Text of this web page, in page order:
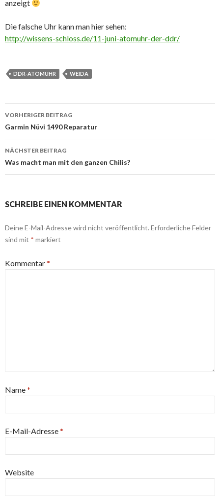
anzeigt
Die falsche Uhr kann man hier sehen:
http://wissens-schloss.de/11-juni-atomuhr-der-ddr/
DDR-ATOMUHR WEIDA
Beitragsnavigation
VORHERIGER BEITRAG
Garmin Nüvi 1490 Reparatur
NÄCHSTER BEITRAG
Was macht man mit den ganzen Chilis?
SCHREIBE EINEN KOMMENTAR
Deine E-Mail-Adresse wird nicht veröffentlicht. Erforderliche Felder
sind mit * markiert
Kommentar*
Name*
E-Mail-Adresse*
Website